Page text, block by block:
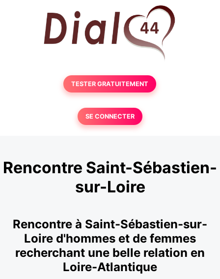
TESTER GRATUITEMENT
SE CONNECTER
Rencontre Saint-Sébastien-
sur-Loire
Rencontre à Saint-Sébastien-sur-
Loire d'hommes et de femmes
recherchant une belle relation en
Loire-Atlantique